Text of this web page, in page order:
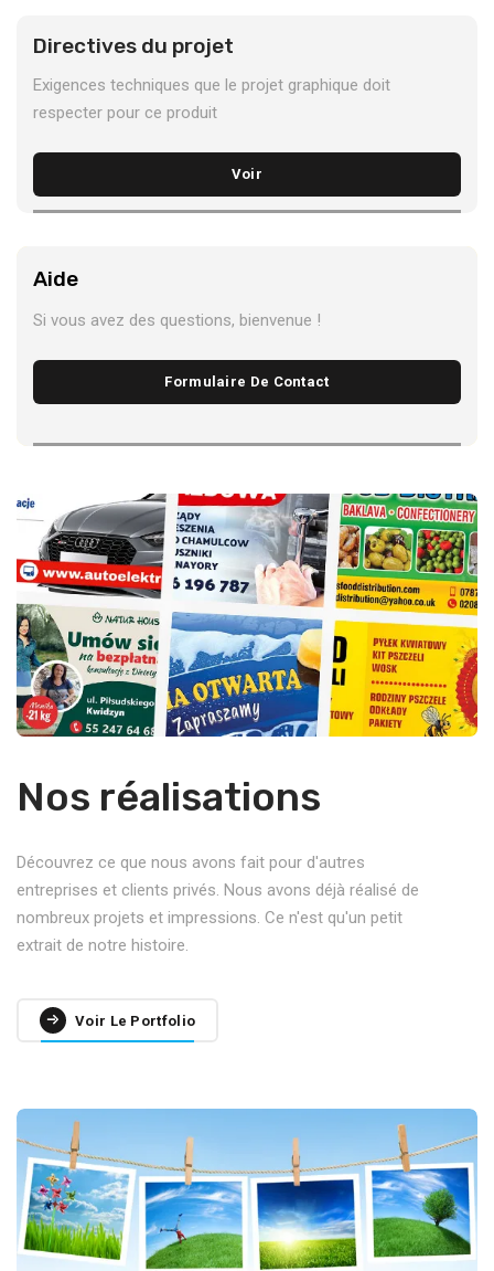
Directives du projet
Exigences techniques que le projet graphique doit
respecter pour ce produit
Voir
Aide
Si vous avez des questions, bienvenue !
Formulaire De Contact
Nos réalisations
Découvrez ce que nous avons fait pour d'autres
entreprises et clients privés. Nous avons déjà réalisé de
nombreux projets et impressions. Ce n'est qu'un petit
extrait de notre histoire.
Voir Le Portfolio